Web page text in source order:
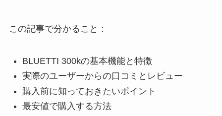
この記事で分かること：
BLUETTI 300kの基本機能と特徴
実際のユーザーからの口コミとレビュー
購入前に知っておきたいポイント
最安値で購入する方法